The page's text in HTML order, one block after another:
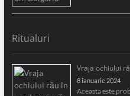
Ritualuri
Vraja ochiului
8 ianuarie 2024
Aceasta este